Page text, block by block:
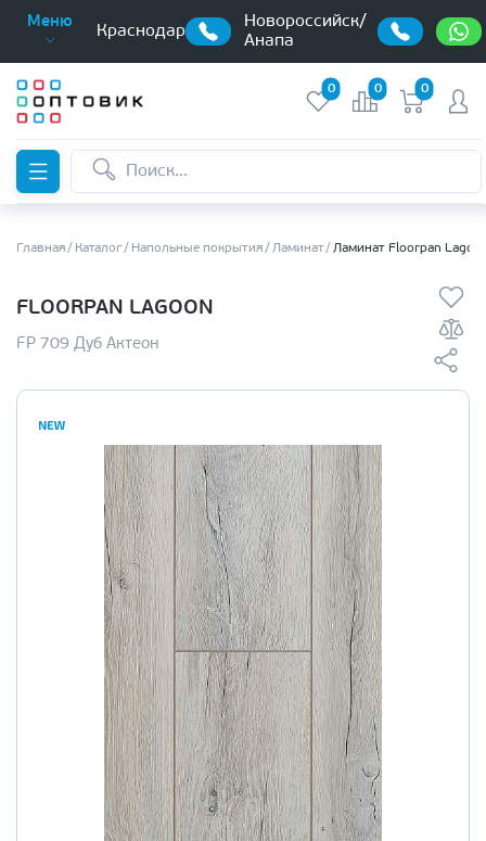
Меню
Краснодар
Новороссийск/
Анапа
0 0 0
Главная Каталог Напольные покрытия Ламинат Ламинат Floorpan
FLOORPAN LAGOON
FP 709 Дуб Актеон